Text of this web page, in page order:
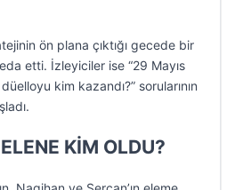
ön plana çıktığı gecede bir
etti. İzleyiciler ise “29 Mayıs
kim kazandı?” sorularının
KİM OLDU?